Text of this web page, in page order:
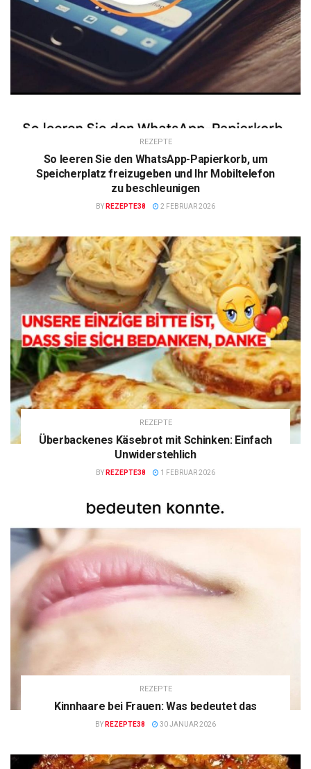
REZEPTE
So leeren Sie den WhatsApp-Papierkorb, um
Speicherplatz freizugeben und Ihr Mobiltelefon
zu beschleunigen
BY REZEPTE38 2 FEBRUAR 2026
REZEPTE
Überbackenes Käsebrot mit Schinken: Einfach
Unwiderstehlich
BY REZEPTE38 1 FEBRUAR 2026
REZEPTE
Kinnhaare bei Frauen: Was bedeutet das
BY REZEPTE38 30 JANUAR 2026